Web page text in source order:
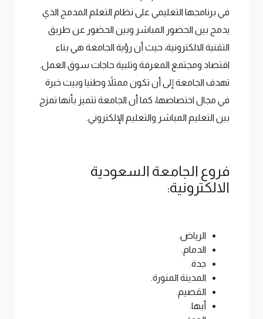
في برنامجها التعليمي على نظام التعلم المدمج الذي
يدمج بين الحضور المباشر وبين الحضور عن طريق
التقنية الالكترونية، حيث أن رؤية الجامعة هي بناء
اقتصاد ومجتمع المعرفة وتلبية حاجات سوق العمل.
تهدف الجامعة إلى أن تكون ممثلاً وطنيا وبيت خبرة
في مجال اختصاصها، كما أن الجامعة تتميز بأنها تمزج
بين التعليم المباشر والتعليم الإلكتروني.
فروع الجامعة السعودية
الالكترونية:
الرياض.
الدمام.
جدة.
المدينة المنورة.
القصيم.
أبها.